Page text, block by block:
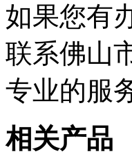
如果您有
联系佛山
专业的服
相关产品